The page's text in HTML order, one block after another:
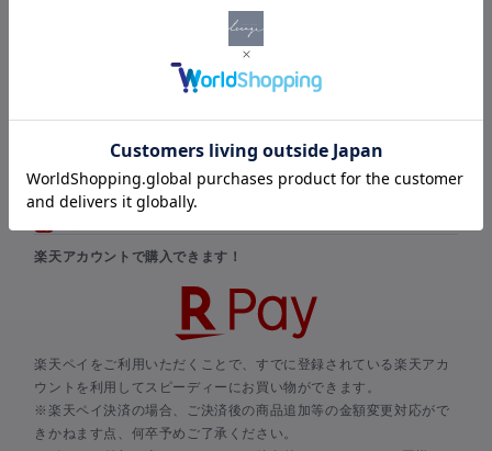
Amazonのアカウントに登録されているお支払い情報と配送先を選
択するだけで、新たな情報を入力することなくお買い物ができま
がなされますが、実際には付与されません点、何卒予めご了承くだ
さい。
楽天アカウントで購入できます！
楽天ペイをご利用いただくことで、すでに登録されている楽天アカ
ウントを利用してスピーディーにお買い物ができます。
※楽天ペイ決済の場合、ご決済後の商品追加等の金額変更対応がで
きかねます点、何卒予めご了承ください。